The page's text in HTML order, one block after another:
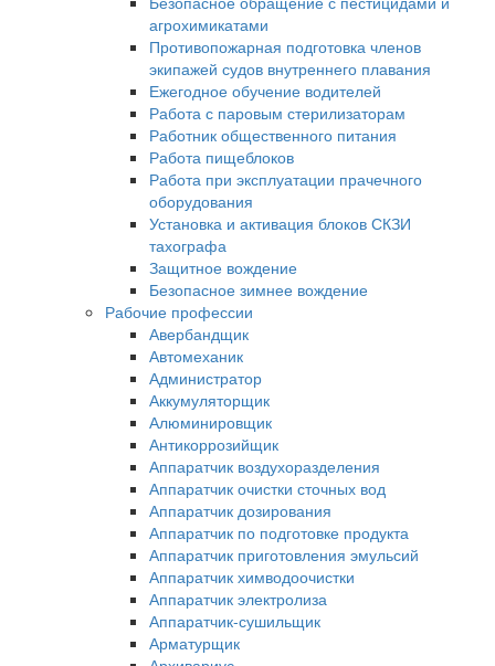
агрохимикатами
Противопожарная подготовка членов
экипажей судов внутреннего плавания
Ежегодное обучение водителей
Работа с паровым стерилизаторам
Работник общественного питания
Работа пищеблоков
Работа при эксплуатации прачечного
оборудования
Установка и активация блоков СКЗИ
тахографа
Защитное вождение
Безопасное зимнее вождение
Рабочие профессии
Авербандщик
Автомеханик
Администратор
Аккумуляторщик
Алюминировщик
Антикоррозийщик
Аппаратчик воздухоразделения
Аппаратчик очистки сточных вод
Аппаратчик дозирования
Аппаратчик по подготовке продукта
Аппаратчик приготовления эмульсий
Аппаратчик химводоочистки
Аппаратчик электролиза
Аппаратчик-сушильщик
Арматурщик